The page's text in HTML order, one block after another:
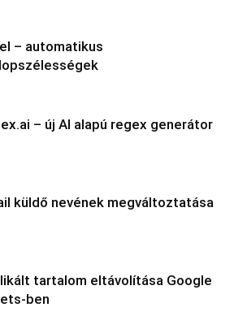
– automatikus
– új AI alapú regex generátor
küldő nevének megváltoztatása
tartalom eltávolítása Google
ben